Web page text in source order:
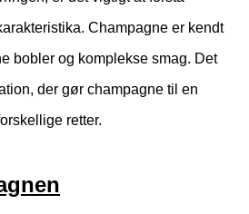
Champagne er kendt
bobler og komplekse smag. Det
der gør champagne til en
retter.